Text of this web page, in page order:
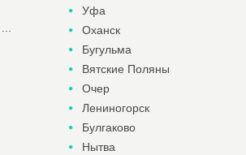
Уфа
Оханск
Бугульма
Вятские Поляны
Очер
Лениногорск
Булгаково
Нытва